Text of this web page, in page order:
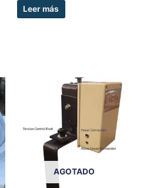
Leer más
AGOTADO